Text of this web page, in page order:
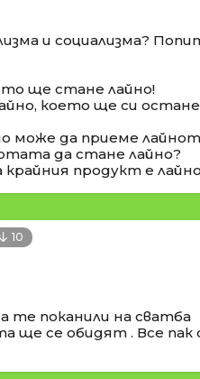
и социализма?
ще стане лайно!
което ще си остане
може да приеме
да стане лайно?
продукт е
10
те поканили на сватба
ще се обидят . Все пак